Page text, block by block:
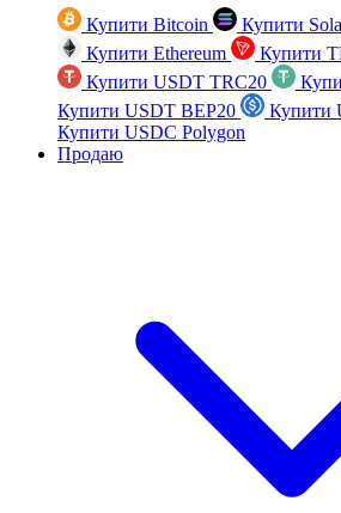
Купити Bitcoin Купити
Купити Ethereum
Купити
Купити USDT TRC20
Купити USDT BEP20
Купити
Купити USDC Polygon
Продаю